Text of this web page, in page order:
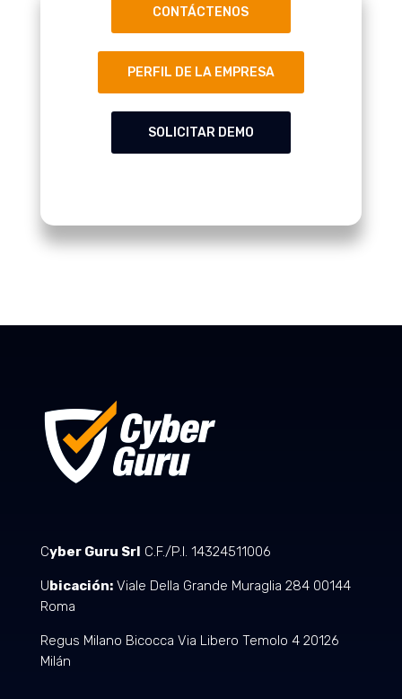
CONTÁCTENOS
PERFIL DE LA EMPRESA
SOLICITAR DEMO
Cyber Guru Srl C.F./P.I. 14324511006
Ubicación:Viale Della Grande Muraglia 284 00144
Roma
Regus Milano Bicocca Via Libero Temolo 4 20126
Milán